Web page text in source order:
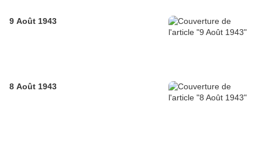
9 Août 1943
8 Août 1943